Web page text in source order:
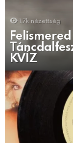
1.7k nézettség
KVÍZ